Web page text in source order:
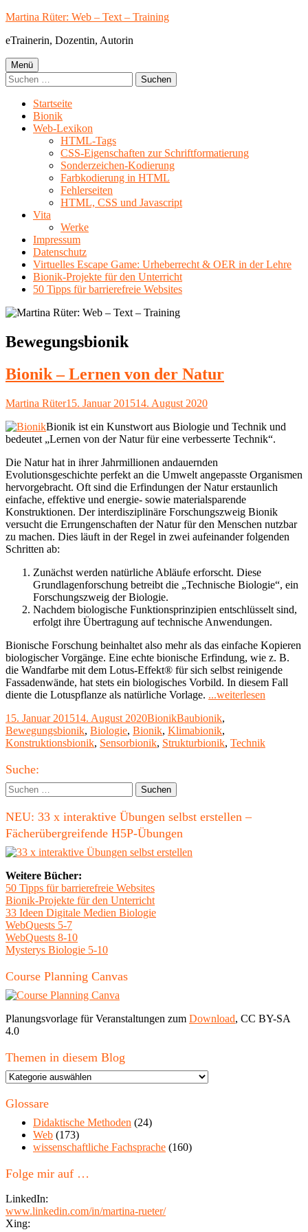
Springe
Inhalt
Martina Rüter: Web – Text – Training
eTrainerin, Dozentin, Autorin
Primäres
Menü
Menü
Suchen
nach:
Startseite
Bionik
Web-Lexikon
HTML-Tags
CSS-Eigenschaften zur Schriftformatierung
Sonderzeichen-Kodierung
Farbkodierung in HTML
Fehlerseiten
HTML, CSS und Javascript
Vita
Werke
Impressum
Datenschutz
Virtuelles Escape Game: Urheberrecht & OER in der Lehre
Bionik-Projekte für den Unterricht
50 Tipps für barrierefreie Websites
Schlagwort:
Bewegungsbionik
Bionik – Lernen von der Natur
Autor
Martina RüterVeröffentlicht
15. Januar 201514. August 2020
Bionik ist ein Kunstwort aus Biologie und Technik und
bedeutet „Lernen von der Natur für eine verbesserte Technik“.
Die Natur hat in ihrer Jahrmillionen andauernden
Evolutionsgeschichte perfekt an die Umwelt angepasste Organismen
hervorgebracht. Oft sind die Erfindungen der Natur erstaunlich
einfache, effektive und energie- sowie materialsparende
Konstruktionen. Der interdisziplinäre Forschungszweig Bionik
versucht die Errungenschaften der Natur für den Menschen nutzbar
zu machen. Dies läuft in der Regel in zwei aufeinander folgenden
Schritten ab:
Zunächst werden natürliche Abläufe erforscht. Diese
Grundlagenforschung betreibt die „Technische Biologie“, ein
Forschungszweig der Biologie.
Nachdem biologische Funktionsprinzipien entschlüsselt sind,
erfolgt ihre Übertragung auf technische Anwendungen.
Bionische Forschung beinhaltet also mehr als das einfache Kopieren
biologischer Vorgänge. Eine echte bionische Erfindung, wie z. B.
die Wandfarbe mit dem Lotus-Effekt® für sich selbst reinigende
Fassadenwände, hat stets ein biologisches Vorbild. In diesem Fall
diente die Lotuspflanze als natürliche Vorlage. ...weiterlesen
der
Veröffentlicht
am
15. Januar 201514. August 2020Kategorien
BionikSchlagwörter
Baubionik,
Bewegungsbionik, Biologie, Bionik, Klimabionik,
Konstruktionsbionik, Sensorbionik, Strukturbionik, Technik
Haupt-
Seitenleiste
Suche:
Suchen
nach:
NEU: 33 x interaktive Übungen selbst erstellen –
Fächerübergreifende H5P-Übungen
Weitere Bücher:
50 Tipps für barrierefreie Websites
Bionik-Projekte für den Unterricht
33 Ideen Digitale Medien Biologie
WebQuests 5-7
WebQuests 8-10
Mysterys Biologie 5-10
Course Planning Canvas
Planungsvorlage für Veranstaltungen zum Download, CC BY-SA
4.0
Themen in diesem Blog
Themen
diesem
Glossare
Didaktische Methoden (24)
Web (173)
wissenschaftliche Fachsprache (160)
Folge mir auf …
LinkedIn:
www.linkedin.com/in/martina-rueter/
Xing: